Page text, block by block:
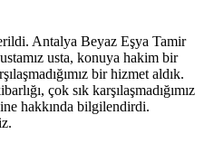
Antalya Beyaz Eşya Tamir
usta, konuya hakim bir
bir hizmet aldık.
çok sık karşılaşmadığımız
hakkında bilgilendirdi.